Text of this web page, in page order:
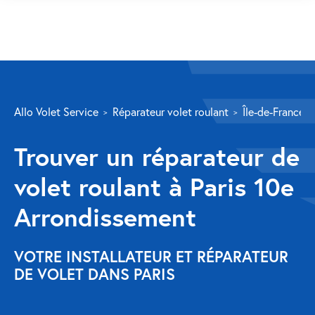
Volet roulant
Réparation
Volet roulant Velux
Au-delà de la fenêtre
Réparation store banne
Réparation portail
Allo Volet Service Réparateur volet roulant Île-de-France
Trouver un réparateur de
volet roulant à Paris 10e
Arrondissement
VOTRE INSTALLATEUR ET RÉPARATEUR
DE VOLET DANS PARIS